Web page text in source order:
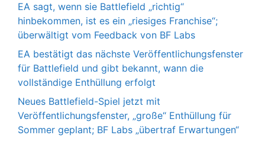
EA sagt, wenn sie Battlefield „richtig“
hinbekommen, ist es ein „riesiges Franchise“;
überwältigt vom Feedback von BF Labs
EA bestätigt das nächste Veröffentlichungsfenster
für Battlefield und gibt bekannt, wann die
vollständige Enthüllung erfolgt
Neues Battlefield-Spiel jetzt mit
Veröffentlichungsfenster, „große“ Enthüllung für
Sommer geplant; BF Labs „übertraf Erwartungen“